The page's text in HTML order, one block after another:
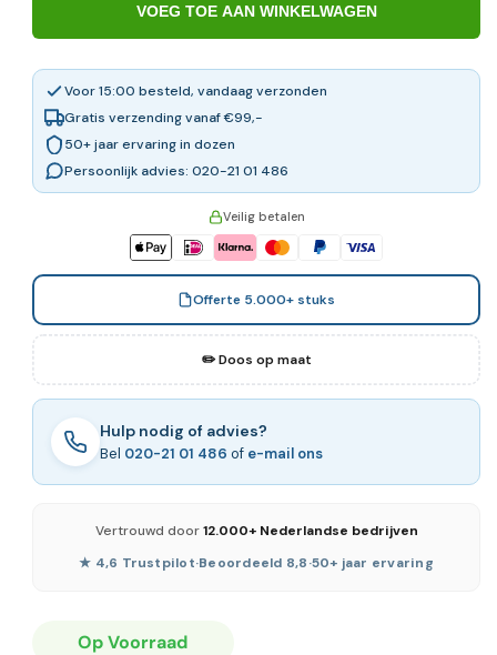
VOEG TOE AAN WINKELWAGEN
Voor 15:00 besteld, vandaag verzonden
Gratis verzending vanaf €99,-
50+ jaar ervaring in dozen
Persoonlijk advies: 020-21 01 486
Veilig betalen
Offerte 5.000+ stuks
✏️ Doos op maat
Hulp nodig of advies?
Bel 020-21 01 486 of e-mail ons
Vertrouwd door12.000+ Nederlandse bedrijven
★ 4,6 Trustpilot·Beoordeeld 8,8·50+ jaar ervaring
Op Voorraad